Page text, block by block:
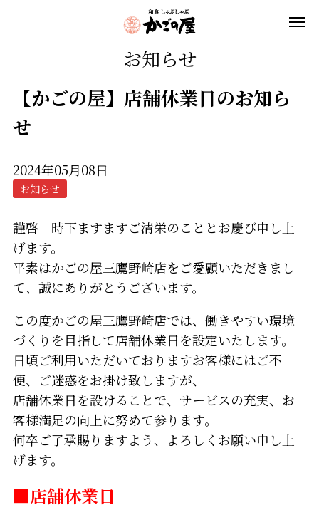
お知らせ
【かごの屋】店舗休業日のお知ら
せ
2024年05月08日
お知らせ
謹啓 時下ますますご清栄のこととお慶び申し上
げます。
平素はかごの屋三鷹野崎店をご愛顧いただきまし
て、誠にありがとうございます。
この度かごの屋三鷹野崎店では、働きやすい環境
づくりを目指して店舗休業日を設定いたします。
日頃ご利用いただいておりますお客様にはご不
便、ご迷惑をお掛け致しますが、
店舗休業日を設けることで、サービスの充実、お
客様満足の向上に努めて参ります。
何卒ご了承賜りますよう、よろしくお願い申し上
げます。
■店舗休業日